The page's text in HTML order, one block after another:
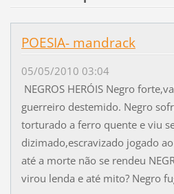
POESIA- mandrack
05/05/2010 03:04
NEGROS HERÓIS Negro
guerreiro destemido. Negro
torturado a ferro quente e viu
dizimado,escravizado jogado
até a morte não se rendeu
virou lenda e até mito? Negro